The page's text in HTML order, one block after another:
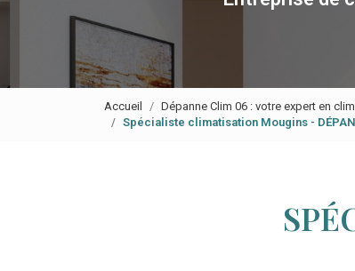
Accueil Dépanne Clim 06 : votre expert en
Spécialiste climatisation Mougins -